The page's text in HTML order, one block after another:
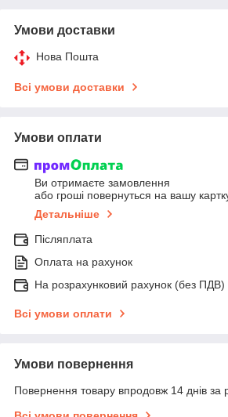
Умови доставки
Нова Пошта
Всі умови доставки
Умови оплати
Ви отримаєте замовлення
або гроші повернуться на вашу
Детальніше
Післяплата
Оплата на рахунок
На розрахунковий рахунок (без ПДВ)
Всі умови оплати
Умови повернення
Повернення товару впродовж 14 днів за